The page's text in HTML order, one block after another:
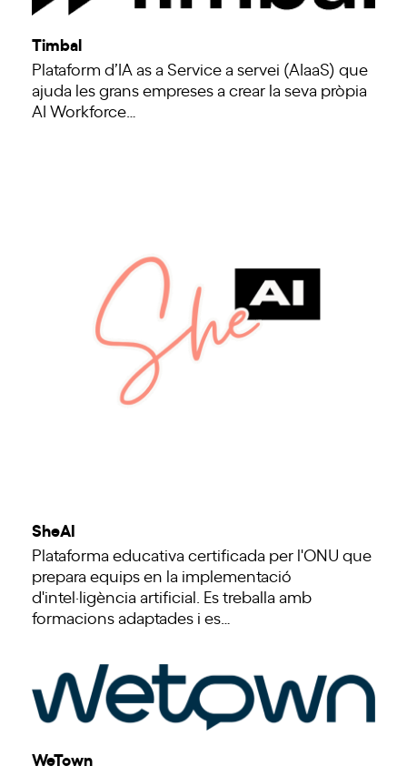
Timbal
Plataform d’IA as a Service a servei (AIaaS) que
ajuda les grans empreses a crear la seva pròpia
AI Workforce…
SheAI
Plataforma educativa certificada per l'ONU que
prepara equips en la implementació
d'intel·ligència artificial. Es treballa amb
formacions adaptades i es…
WeTown